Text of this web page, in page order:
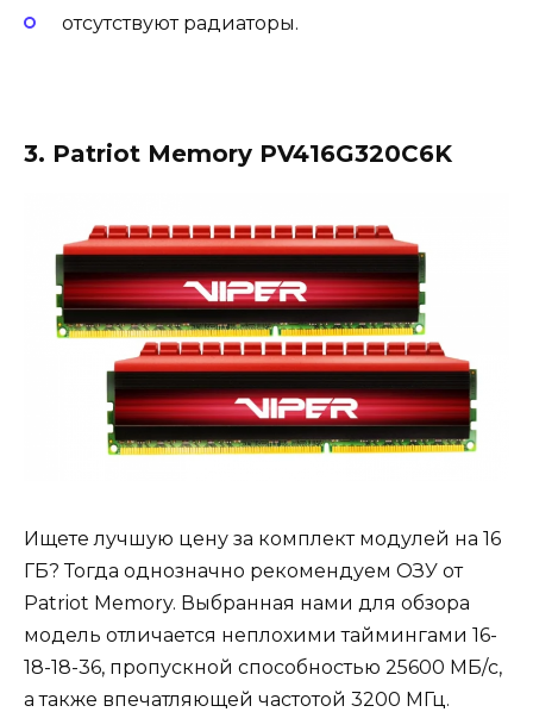
отсутствуют радиаторы.
3. Patriot Memory PV416G320C6K
Ищете лучшую цену за комплект модулей на 16
ГБ? Тогда однозначно рекомендуем ОЗУ от
Patriot Memory. Выбранная нами для обзора
модель отличается неплохими таймингами 16-
18-18-36, пропускной способностью 25600 МБ/с,
а также впечатляющей частотой 3200 МГц.